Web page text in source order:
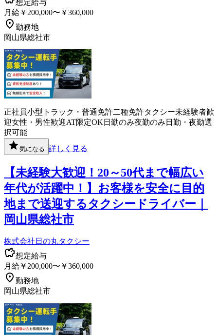
想定給与
月給￥200,000〜￥360,000
勤務地
岡山県総社市
正社員小型トラック・普通免許二種免許タクシー未経験者歓
迎女性・男性歓迎AT限定OK 日勤のみ夜勤のみ 日勤・夜勤選
択可能
気になる 詳しく見る
【未経験大歓迎！20～50代まで幅広い
年代が活躍中！】お客様を安全に目的
地まで送迎するタクシードライバー｜
岡山県総社市
株式会社日の丸タクシー
想定給与
月給￥200,000〜￥360,000
勤務地
岡山県総社市